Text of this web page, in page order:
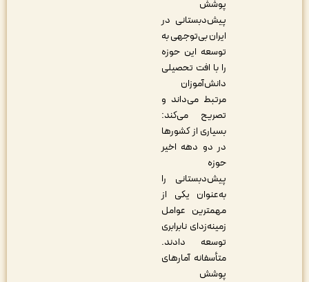
پیش‌دبستانی در
ایران بی‌توجهی به
توسعه این حوزه
را با افت تحصیلی
دانش‌آموزان
مرتبط می‌داند و
تصریح می‌کند:
بسیاری از کشورها
در دو دهه اخیر
پیش‌دبستانی را
به‌عنوان یکی از
مهمترین عوامل
زمینه‌زدای نابرابری
توسعه دادند.
متأسفانه آمارهای